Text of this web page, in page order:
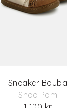
Sneaker Bouba
Shoo Pom